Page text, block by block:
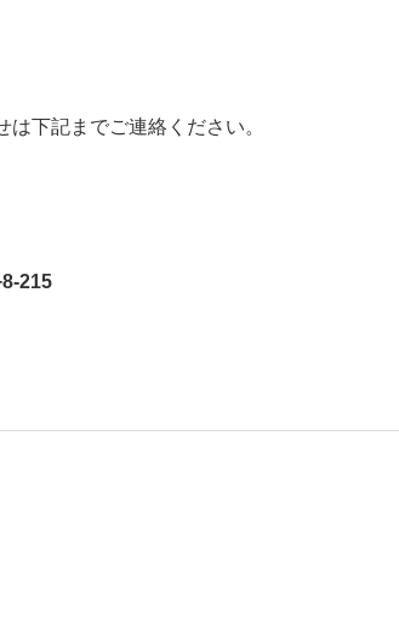
下記までご連絡ください。
215